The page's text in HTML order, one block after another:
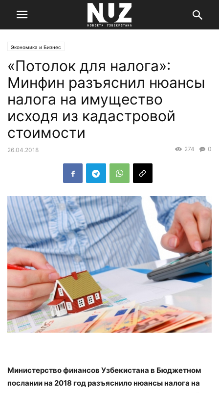
Экономика и Бизнес
«Потолок для налога»:
Минфин разъяснил нюансы
налога на имущество
исходя из кадастровой
стоимости
26.04.2018 0
274
Министерство финансов Узбекистана в Бюджетном
послании на 2018 год разъяснило нюансы налога на